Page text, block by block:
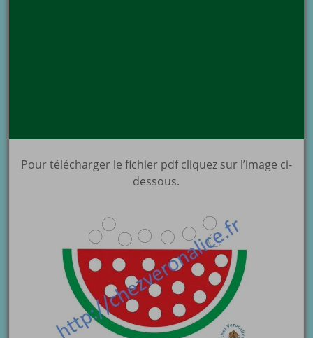
Pour télécharger le fichier pdf cliquez sur l’image ci-
dessous.